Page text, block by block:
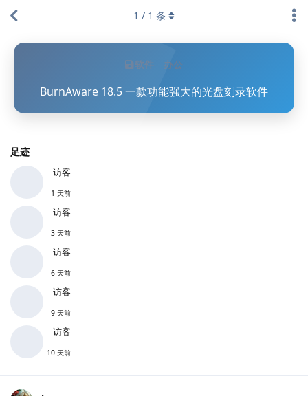
软件 办公
BurnAware 18.5 一款功能强大的光盘刻录软件
足迹
访客
1 天前
访客
3 天前
访客
6 天前
访客
9 天前
访客
10 天前
1 / 1 条